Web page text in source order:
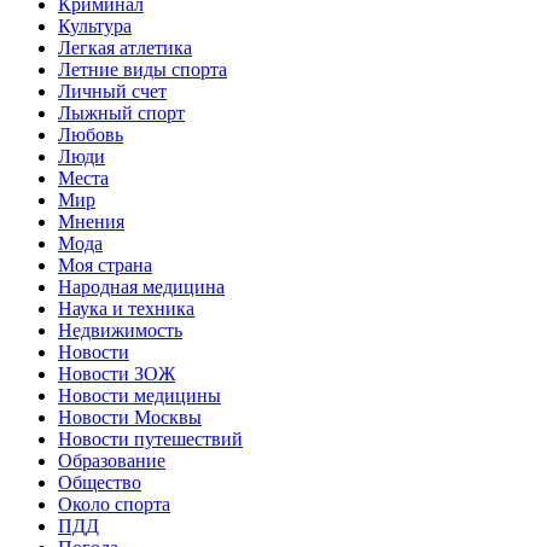
Криминал
Культура
Легкая атлетика
Летние виды спорта
Личный счет
Лыжный спорт
Любовь
Люди
Места
Мир
Мнения
Мода
Моя страна
Народная медицина
Наука и техника
Недвижимость
Новости
Новости ЗОЖ
Новости медицины
Новости Москвы
Новости путешествий
Образование
Общество
Около спорта
ПДД